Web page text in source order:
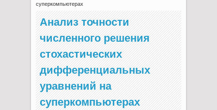
суперкомпьютерах
Анализ точности
численного решения
стохастических
дифференциальных
уравнений на
суперкомпьютерах